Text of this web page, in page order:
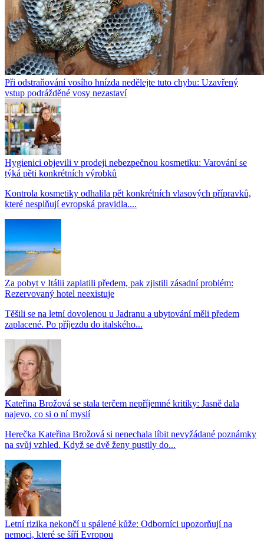
Při odstraňování vosího hnízda nedělejte tuto chybu: Uzavřený
vstup podrážděné vosy nezastaví
Hygienici objevili v prodeji nebezpečnou kosmetiku: Varování se
týká pěti konkrétních výrobků
Kontrola kosmetiky odhalila pět konkrétních vlasových přípravků,
které nesplňují evropská pravidla....
Za pobyt v Itálii zaplatili předem, pak zjistili zásadní problém:
Rezervovaný hotel neexistuje
Těšili se na letní dovolenou u Jadranu a ubytování měli předem
zaplacené. Po příjezdu do italského...
Kateřina Brožová se stala terčem nepříjemné kritiky: Jasně dala
najevo, co si o ní myslí
Herečka Kateřina Brožová si nenechala líbit nevyžádané poznámky
na svůj vzhled. Když se dvě ženy pustily do...
Letní rizika nekončí u spálené kůže: Odborníci upozorňují na
nemoci, které se šíří Evropou